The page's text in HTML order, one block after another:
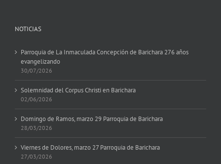
NOTICIAS
Parroquia de La Inmaculada Concepción de Barichara 276 años
evangelizando
30/07/2026
Solemnidad del Corpus Christi en Barichara
02/06/2026
Domingo de Ramos, marzo 29 Parroquia de Barichara
28/03/2026
Viernes de Dolores, marzo 27 Parroquia de Barichara
27/03/2026